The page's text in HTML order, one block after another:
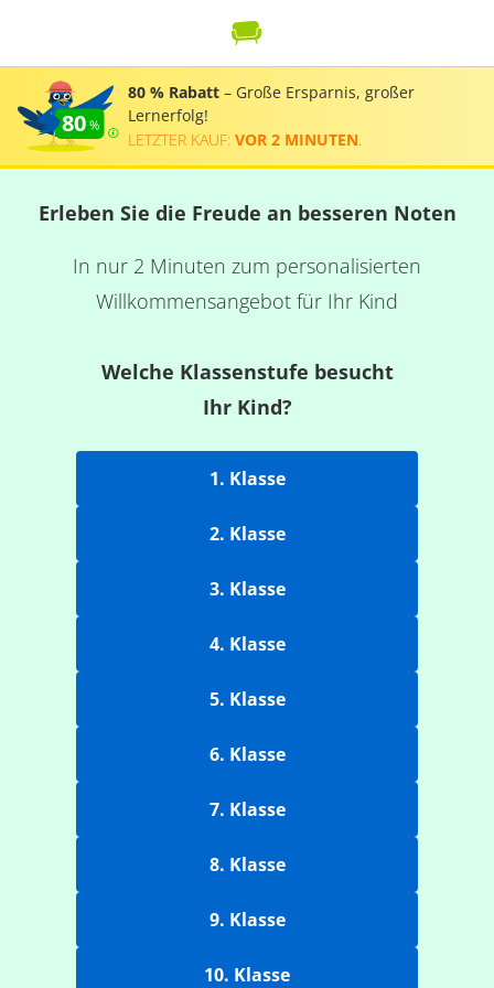
80
80 % Rabatt – Große Ersparnis, großer
Lernerfolg!
LETZTER KAUF: VOR 2 MINUTEN
Erleben Sie die Freude an besseren Noten
In nur 2 Minuten zum personalisierten
Willkommensangebot für Ihr Kind
Welche Klassenstufe besucht
Ihr Kind?
1. Klasse
2. Klasse
3. Klasse
4. Klasse
5. Klasse
6. Klasse
7. Klasse
8. Klasse
9. Klasse
10. Klasse